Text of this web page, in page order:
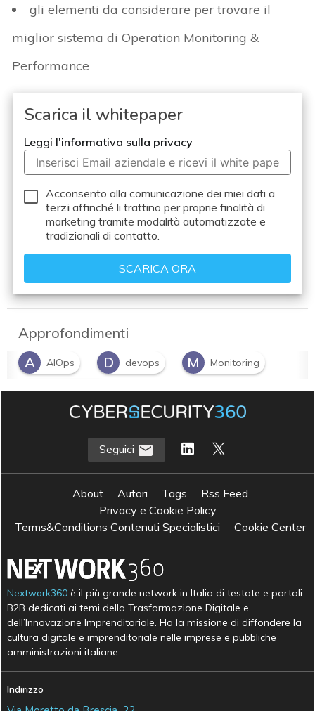
gli elementi da considerare per trovare il
miglior sistema di Operation Monitoring &
Performance
Scarica il whitepaper
Leggi l'informativa sulla privacy
Acconsento alla comunicazione dei miei dati a
terzi affinché li trattino per proprie finalità di
marketing tramite modalità automatizzate e
tradizionali di contatto.
Approfondimenti
A
AIOps D devops M Monitoring
O observability
Seguici
About Autori Tags
Rss Feed
Privacy e Cookie Policy
Terms&Conditions Contenuti Specialistici
Cookie Center
Nextwork360 è il più grande network in Italia di testate e portali
B2B dedicati ai temi della Trasformazione Digitale e
dell’Innovazione Imprenditoriale. Ha la missione di diffondere la
cultura digitale e imprenditoriale nelle imprese e pubbliche
amministrazioni italiane.
Indirizzo